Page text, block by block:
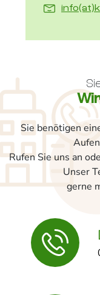
Sie benötigen
Rufen Sie uns an
Unser
gerne